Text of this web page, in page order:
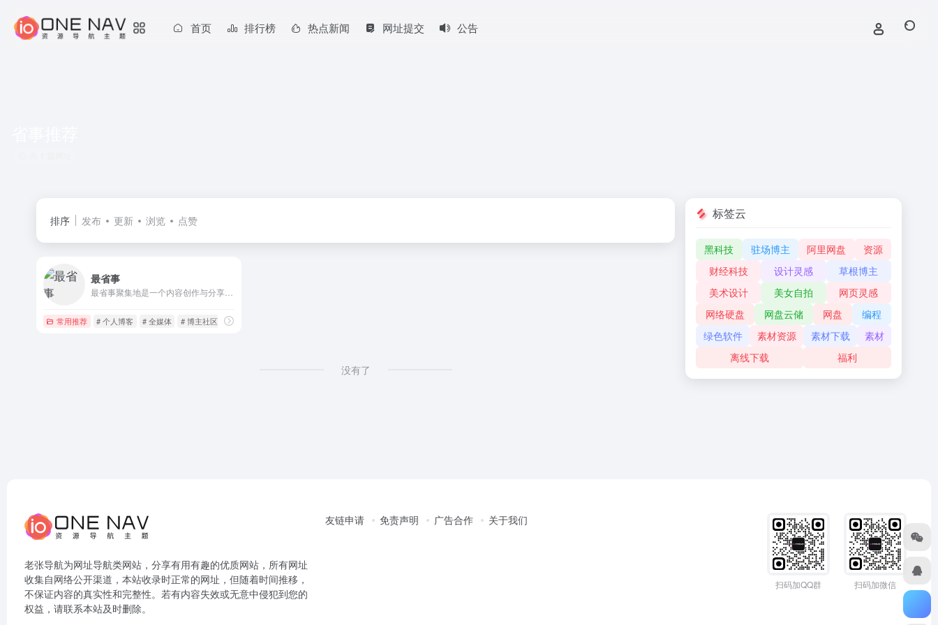
首页 排行榜 热点新闻 网址提交 公告
排序 发布 更新 浏览 点赞
最省事
常用推荐 # 个人博客 # 全媒体 # 博主社区
没有了
标签云
黑科技 驻场博主 阿里网盘
资源
财经科技
设计灵感
草根博主
美术设计
美女自拍
网页灵感
网络硬盘
网盘云储 网盘
编程
绿色软件
素材资源 素材下载
素材
离线下载
福利
老张导航为网址导航类网站，分享有用有趣的优质网站，所有网址
收集自网络公开渠道，本站收录时正常的网址，但随着时间推移，
不保证内容的真实性和完整性。若有内容失效或无意中侵犯到您的
权益，请联系本站及时删除。
友链申请 免责声明 广告合作 关于我们
扫码加QQ群 扫码加微信